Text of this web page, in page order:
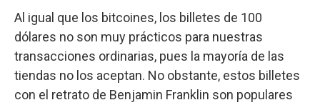
Al igual que los bitcoines, los billetes de 100
dólares no son muy prácticos para nuestras
transacciones ordinarias, pues la mayoría de las
tiendas no los aceptan. No obstante, estos billetes
con el retrato de Benjamin Franklin son populares